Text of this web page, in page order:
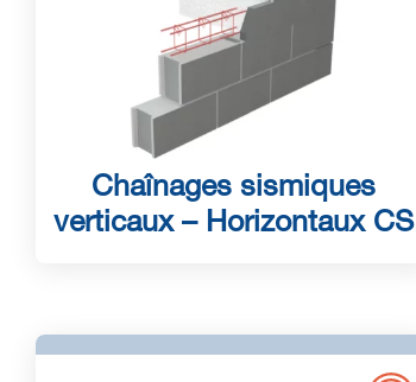
Chaînages sismiques
verticaux – Horizontaux CS